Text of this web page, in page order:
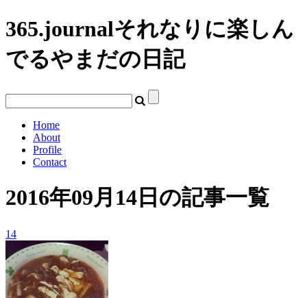
365.journalそれなりに楽しん
でるやまだの日記
Home
About
Profile
Contact
2016年09月14日の記事一覧
14